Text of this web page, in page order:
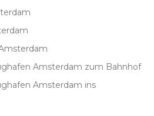
Amsterdam zum Bahnhof
Amsterdam ins